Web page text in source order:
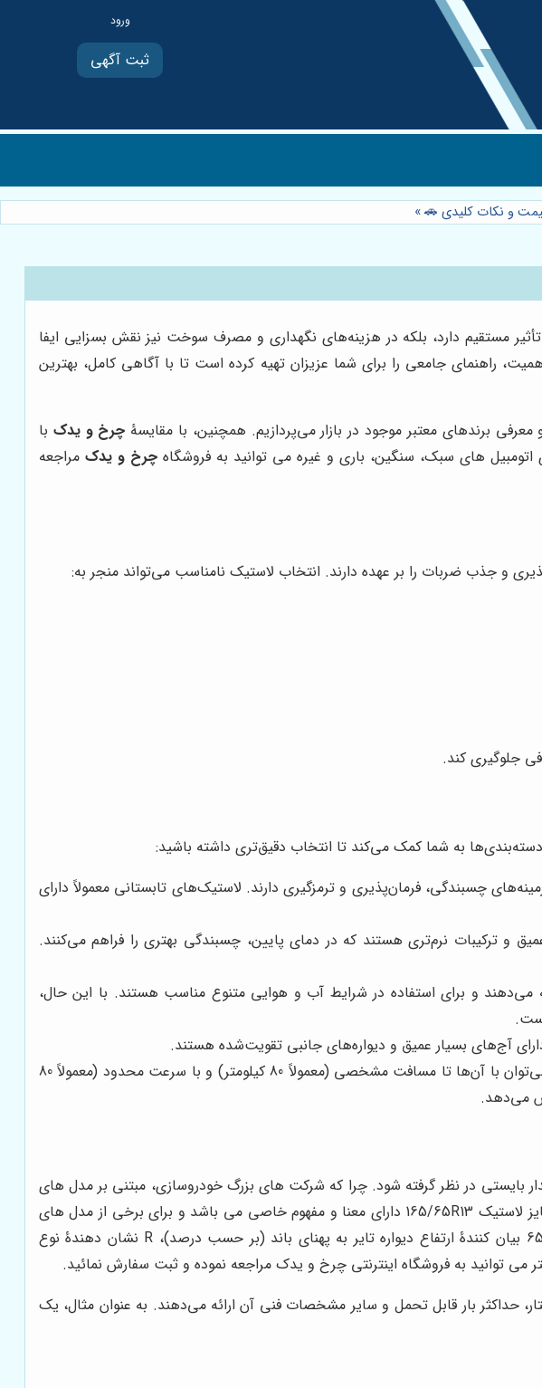
ثبت آگهی
و نکات کلیدی 🚗»
مستقیم دارد، بلکه در هزینه‌های نگهداری و مصرف سوخت نیز نقش بسزایی ایفا
راهنمای جامعی را برای شما عزیزان تهیه کرده است تا با آگاهی کامل، بهترین
برندهای معتبر موجود در بازار می‌پردازیم. همچنین، با مقایسۀ چرخ و یدک با
اتومبیل های سبک، سنگین، باری و غیره می توانید به فروشگاهچرخ و یدک مراجعه
و جذب ضربات را بر عهده دارند. انتخاب لاستیک نامناسب می‌تواند منجر به:
جلوگیری کند.
به شما کمک می‌کند تا انتخاب دقیق‌تری داشته باشید:
چسبندگی، فرمان‌پذیری و ترمزگیری دارند. لاستیک‌های تابستانی معمولاً دارای
و ترکیبات نرم‌تری هستند که در دمای پایین، چسبندگی بهتری را فراهم می‌کنند.
می‌دهند و برای استفاده در شرایط آب و هوایی متنوع مناسب هستند. با این حال،
آج‌های بسیار عمیق و دیواره‌های جانبی تقویت‌شده هستند.
این لاستیک‌ها به گونه‌ای طراحی شده‌اند که در صورت پنچر شدن، می‌توان با آن‌ها تا مسافت مشخصی (معمولاً 80 کیلومتر) و با سرعت محدود (معمولاً 80
می‌دهد.
بایستی در نظر گرفته شود. چرا که شرکت های بزرگ خودروسازی، مبتنی بر مدل های
لاستیک 165/65R13 دارای معنا و مفهوم خاصی می باشد و برای برخی از مدل های
R نشان دهندۀ نوع
حداکثر بار قابل تحمل و سایر مشخصات فنی آن ارائه می‌دهند. به عنوان مثال، یک